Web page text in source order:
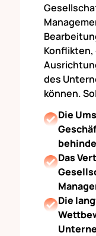
des
können.
Die
Das
Die